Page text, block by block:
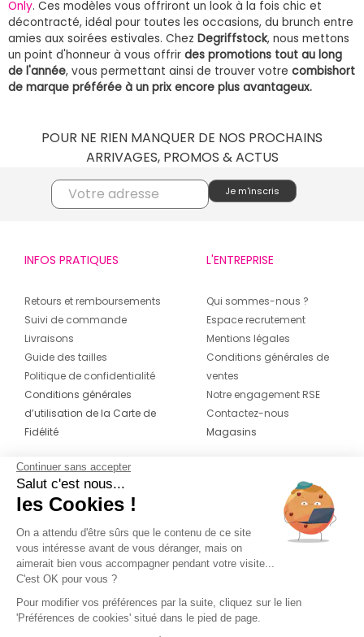
Only. Ces modèles vous offriront un look à la fois chic et
décontracté, idéal pour toutes les occasions, du brunch entre
amies aux soirées estivales. Chez Degriffstock, nous mettons
un point d'honneur à vous offrir des promotions tout au long
de l'année, vous permettant ainsi de trouver votre combishort
de marque préférée à un prix encore plus avantageux.
POUR NE RIEN MANQUER DE NOS PROCHAINS
ARRIVAGES, PROMOS & ACTUS
INFOS PRATIQUES
Retours et remboursements
Suivi de commande
Livraisons
Guide des tailles
Politique de confidentialité
Conditions générales
d’utilisation de la Carte de
Fidélité
L'ENTREPRISE
Qui sommes-nous ?
Espace recrutement
Mentions légales
Conditions générales de
ventes
Notre engagement RSE
Contactez-nous
Magasins
CONTACT
04 42 20 78 42
Du lundi au jeudi de 8h30 à 16h30 & le
vendredi de 8h30 à 15h30
Continuer sans accepter
Salut c'est nous...
les Cookies !
On a attendu d'être sûrs que le contenu de ce site
vous intéresse avant de vous déranger, mais on
aimerait bien vous accompagner pendant votre visite...
C'est OK pour vous ?
Pour modifier vos préférences par la suite, cliquez sur le lien
'Préférences de cookies' situé dans le pied de page.